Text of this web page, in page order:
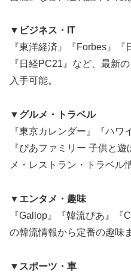
▼ビジネス・IT
『東洋経済』『Forbes』『
『日経PC21』など、最新
入手可能。
▼グルメ・トラベル
『東京カレンダー』『ハワ
『ぴあファミリー 子供と
メ・レストラン・トラベル
▼エンタメ・趣味
『Gallop』『韓流ぴあ』『
の韓流情報から定番の趣味
▼スポーツ・車